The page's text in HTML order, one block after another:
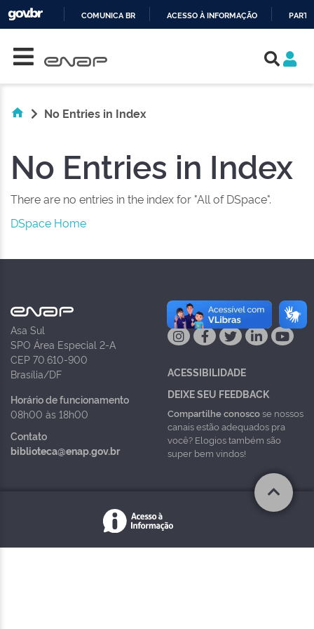
COMUNICA BR ACESSO À INFORMAÇÃO
No Entries in Index
No Entries in Index
There are no entries in the index for "All of DSpace".
DSpace Home
Asa Sul
SPO Área Especial 2-A
CEP 70.610-900
Brasília/DF
Horário de funcionamento
08h00 às 18h00
Contato
biblioteca@enap.gov.br
NAS REDES
ACESSIBILIDADE
DEIXE SEU FEEDBACK
Compartilhe conoscose nossos
canais estão adequados pra
você? Elogios também são
super bem vindos!